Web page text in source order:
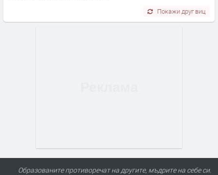
Покажи друг виц
Образованите противоречат на другите, мъдрите на себе си.